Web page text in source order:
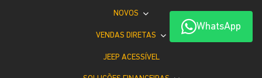
WhatsApp
NOVOS
VENDAS DIRETAS
JEEP ACESSÍVEL